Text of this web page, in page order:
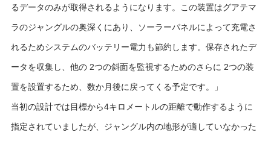
るデータのみが取得されるようになります。この装置はグアテマ
ラのジャングルの奥深くにあり、ソーラーパネルによって充電さ
れるためシステムのバッテリー電力も節約します。保存されたデ
ータを収集し、他の 2つの斜面を監視するためのさらに 2つの装
置を設置するため、数か月後に戻ってくる予定です。」
当初の設計では目標から4キロメートルの距離で動作するように
指定されていましたが、ジャングル内の地形が適していなかった